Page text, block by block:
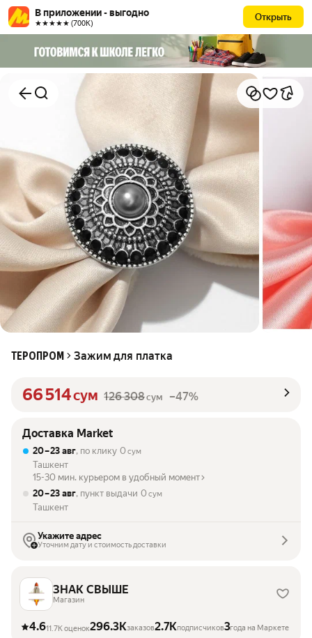
В приложении - выгодно
★★★★★ (700К)
Открыть
ТЕРОПРОМ Зажим для платка
66 514сум 126 308сум –47%
Доставка Market
20 – 23 авг, по клику 0 сум
Ташкент
15-30 мин. курьером в удобный момент
20 – 23 авг, пункт выдачи 0 сум
Ташкент
Укажите адрес
Уточним дату и стоимость доставки
ЗНАК СВЫШЕ
Магазин
4.611.7K оценок296.3Kзаказов2.7Kподписчиков3года на Маркете